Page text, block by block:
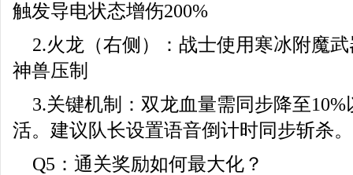
触发导电状态增伤200%
2.火龙（右侧）：战士使用寒冰附魔
神兽压制
3.关键机制：双龙血量需同步降至
活。建议队长设置语音倒计时同步斩杀。
Q5：通关奖励如何最大化？